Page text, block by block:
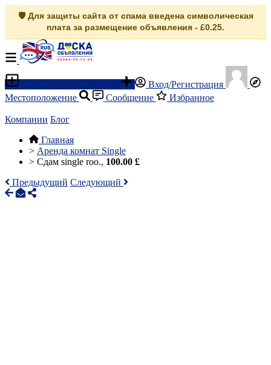
🛡️ Для защиты сайта от спама введена символическая
плата за размещение объявления - £0.25.
Вход/Регистрация
Местоположение
Сообщение Избранное
Компании Блог
Главная
> Аренда комнат Single
> Сдам single roo., 100.00 £
Предыдущий Следующий